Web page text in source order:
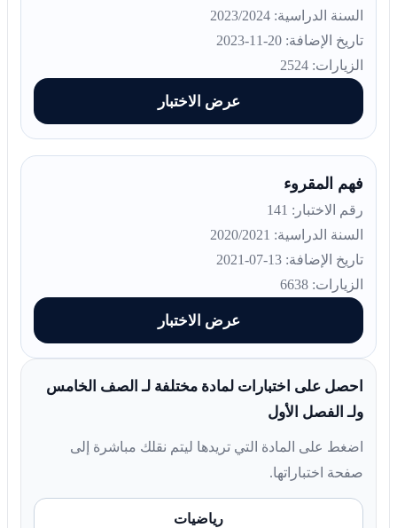
السنة الدراسية: 2023/2024
تاريخ الإضافة: 20-11-2023
الزيارات: 2524
عرض الاختبار
فهم المقروء
رقم الاختبار: 141
السنة الدراسية: 2020/2021
تاريخ الإضافة: 13-07-2021
الزيارات: 6638
عرض الاختبار
احصل على اختبارات لمادة مختلفة لـ الصف الخامس
ولـ الفصل الأول
اضغط على المادة التي تريدها ليتم نقلك مباشرة إلى
صفحة اختباراتها.
رياضيات